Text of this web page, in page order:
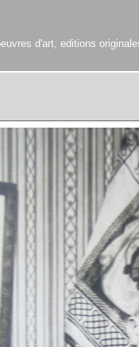
d'art, editions